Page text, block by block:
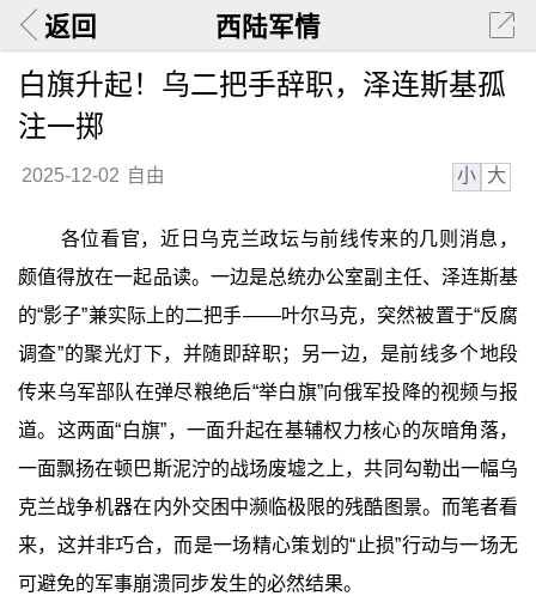
返回 西陆军情
白旗升起！乌二把手辞职，泽连斯基孤
注一掷
2025-12-02 自由 小 大
各位看官，近日乌克兰政坛与前线传来的几则消息，
颇值得放在一起品读。一边是总统办公室副主任、泽连斯基
的“影子”兼实际上的二把手——叶尔马克，突然被置于“反腐
调查”的聚光灯下，并随即辞职；另一边，是前线多个地段
传来乌军部队在弹尽粮绝后“举白旗”向俄军投降的视频与报
道。这两面“白旗”，一面升起在基辅权力核心的灰暗角落，
一面飘扬在顿巴斯泥泞的战场废墟之上，共同勾勒出一幅乌
克兰战争机器在内外交困中濒临极限的残酷图景。而笔者看
来，这并非巧合，而是一场精心策划的“止损”行动与一场无
可避免的军事崩溃同步发生的必然结果。